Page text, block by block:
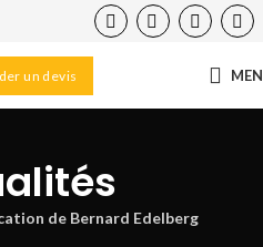
un devis
de Bernard Edelberg